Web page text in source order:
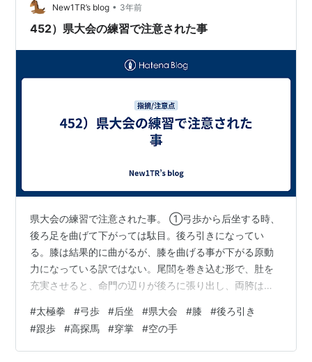
向を向けたまま、蹴り伸ばしていく。 ①②③全て納得
ですが、私の場合、「後ろ足の提膝」が一番難しい…
New1TR’s blog • 3年前
452）県大会の練習で注意された事
県大会の練習で注意された事。 ①弓歩から后坐する時、
後ろ足を曲げて下がっては駄目。後ろ引きになってい
る。膝は結果的に曲がるが、膝を曲げる事が下がる原動
力になっている訳ではない。尾閭を巻き込む形で、肚を
充実させると、命門の辺りが後ろに張り出し、両胯は少
ると言う表現が紛らわしいが、足は丹田の力で引き上げ
て、軽くしておく。両胯を緩めて、前足から後方への推
進力で下がる。この時の感覚としては、小さな凸を乗り
#太極拳 #弓歩 #后坐 #県大会 #膝 #後ろ引き
#跟歩 #高探馬 #穿掌 #空の手